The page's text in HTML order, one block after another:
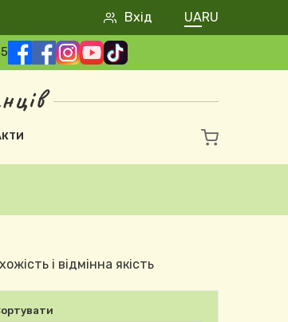
User account
Вхід UARU
і відмінна якість